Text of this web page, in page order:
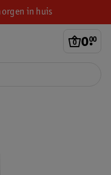
in huis
0.
00